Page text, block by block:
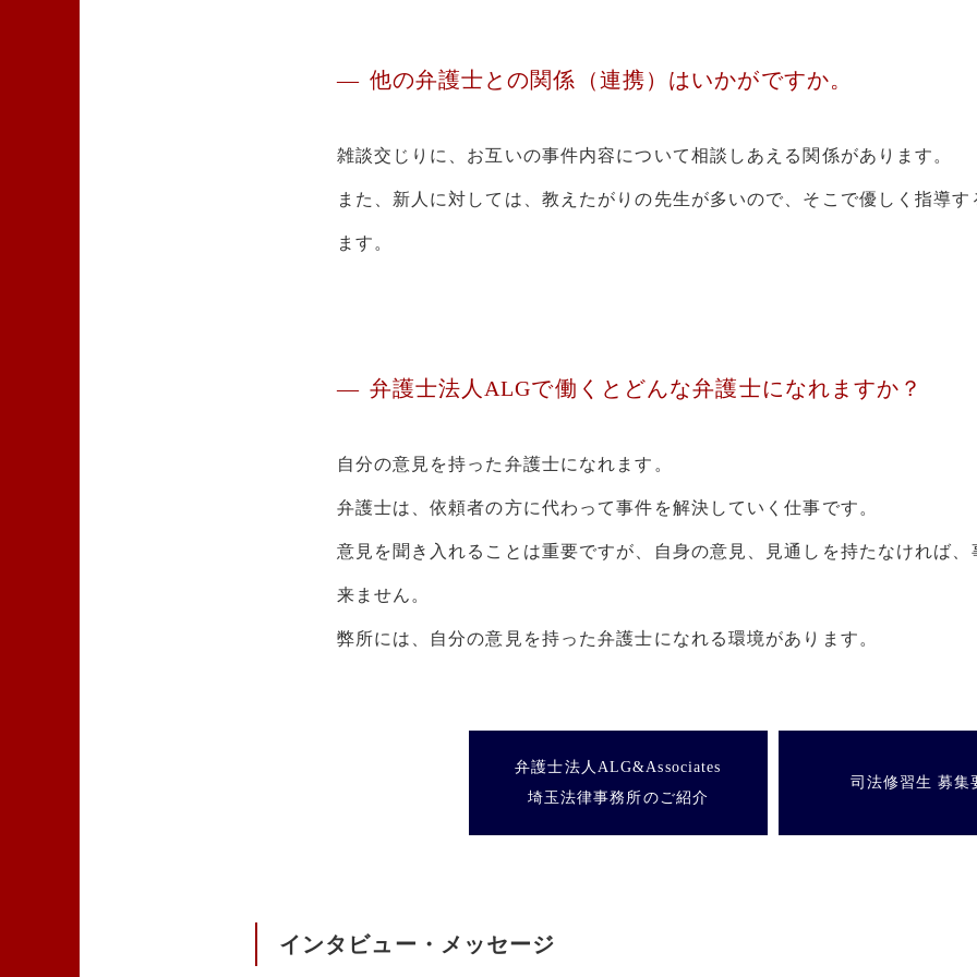
他の弁護士との関係（連携）はいかがですか。
雑談交じりに、お互いの事件内容について相談しあえる関係があります。
また、新人に対しては、教えたがりの先生が多いので、そこで優しく指導
ます。
弁護士法人ALGで働くとどんな弁護士になれますか？
自分の意見を持った弁護士になれます。
弁護士は、依頼者の方に代わって事件を解決していく仕事です。
意見を聞き入れることは重要ですが、自身の意見、見通しを持たなければ、
来ません。
弊所には、自分の意見を持った弁護士になれる環境があります。
弁護士法人ALG&Associates
埼玉法律事務所のご紹介
司法修習生 募集
インタビュー・メッセージ